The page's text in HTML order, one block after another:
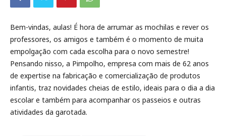
Bem-vindas, aulas! É hora de arrumar as mochilas e rever os
professores, os amigos e também é o momento de muita
empolgação com cada escolha para o novo semestre!
Pensando nisso, a Pimpolho, empresa com mais de 62 anos
de expertise na fabricação e comercialização de produtos
infantis, traz novidades cheias de estilo, ideais para o dia a dia
escolar e também para acompanhar os passeios e outras
atividades da garotada.